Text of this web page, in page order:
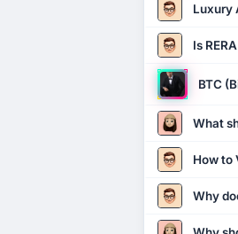
Luxury
Is
BTC
What
How to
Why